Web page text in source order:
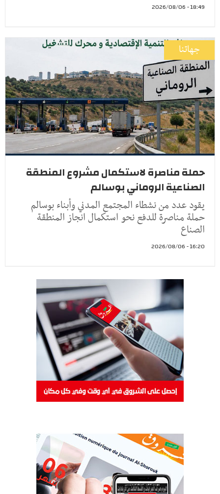
18:49 - 2026/08/06
جهاتنا
حملة مناصرة لاستكمال مشروع المنطقة
الصناعية الروماني بوسالم
يقود عدد من نشطاء المجتمع المدني وأبناء بوسالم
حملة مناصرة للدفع نحو استكمال انجاز المنطقة
الصناع
16:20 - 2026/08/06